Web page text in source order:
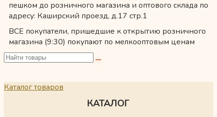
пешком до розничного магазина и оптового склада по
адресу: Каширский проезд, д.17 стр.1
ВСЕ покупатели, пришедшие к открытию розничного
магазина (9:30) покупают по мелкооптовым ценам
Каталог товаров
КАТАЛОГ